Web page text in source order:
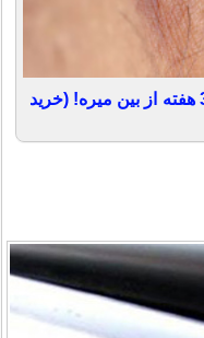
جای هر زخم و بخیه با این روش در 3 هفته از بین میره! (خرید